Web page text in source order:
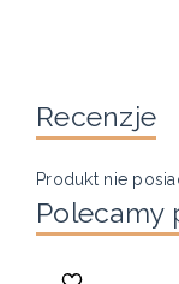
Recenzje
Produkt nie
Polecamy